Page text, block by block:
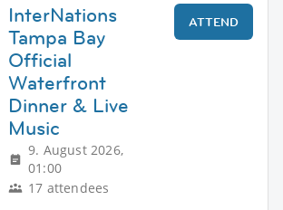
InterNations
Tampa Bay
Official
Waterfront
Dinner & Live
Music
9. August 2026,
01:00
17 attendees
ATTEND